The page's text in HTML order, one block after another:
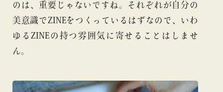
のは、重要じゃないですね。それぞれが自分の
美意識でZINEをつくっているはずなので、いわ
ゆるZINEの持つ雰囲気に寄せることはしませ
ん。